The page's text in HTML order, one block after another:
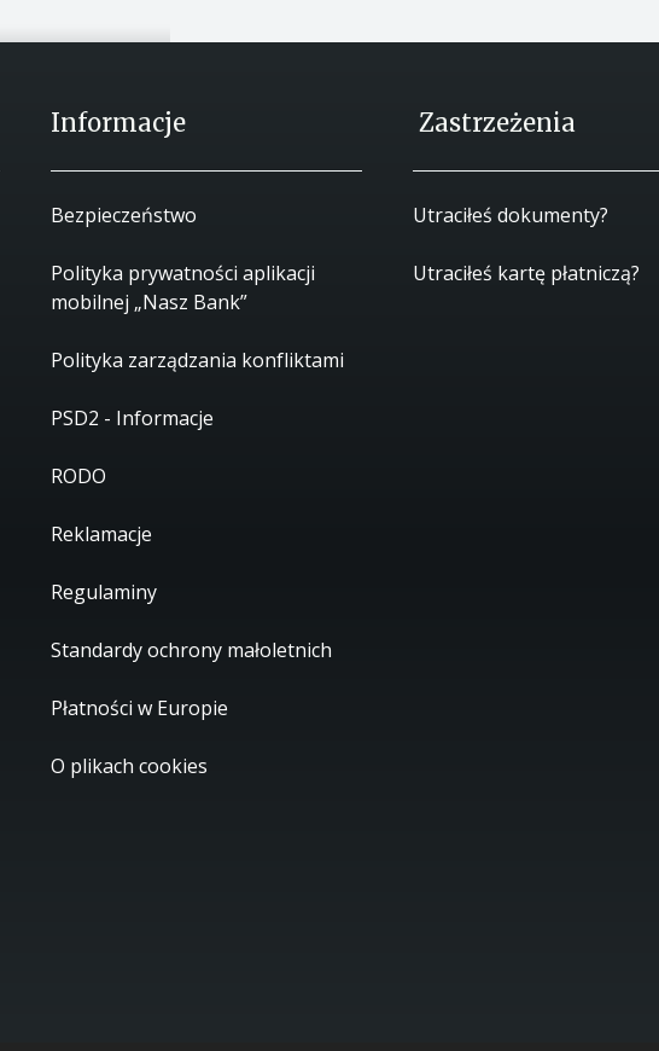
Informacje
Bezpieczeństwo
Polityka prywatności aplikacji
mobilnej „Nasz Bank”
Polityka zarządzania konfliktami
PSD2 - Informacje
RODO
Reklamacje
Regulaminy
Standardy ochrony małoletnich
Płatności w Europie
O plikach cookies
Zastrzeżenia
Utraciłeś dokumenty?
Utraciłeś kartę płatniczą?